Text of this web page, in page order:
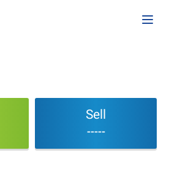
Sell
-----